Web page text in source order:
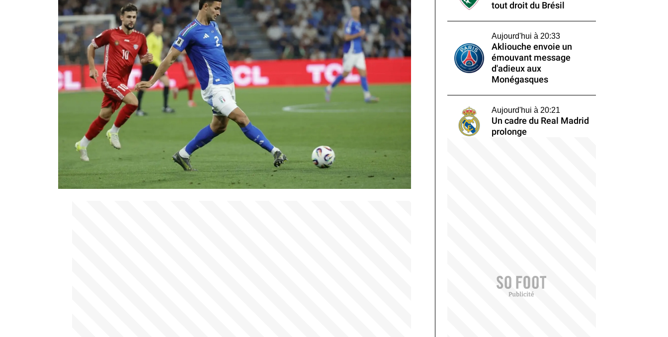
tout droit du Brésil
Aujourd'hui à 20:33
Akliouche envoie un
émouvant message
d'adieux aux
Monégasques
Aujourd'hui à 20:21
Un cadre du Real Madrid
prolonge